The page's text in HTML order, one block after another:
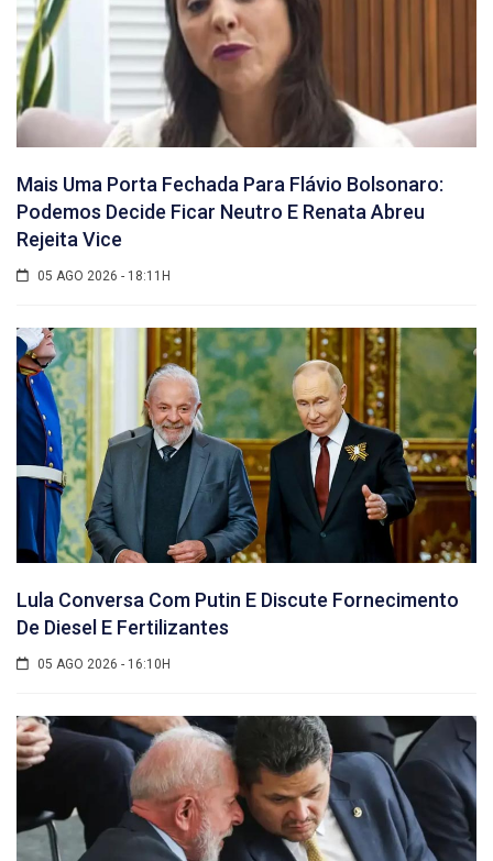
Mais Uma Porta Fechada Para Flávio Bolsonaro:
Podemos Decide Ficar Neutro E Renata Abreu
Rejeita Vice
05 AGO 2026 - 18:11H
Lula Conversa Com Putin E Discute Fornecimento
De Diesel E Fertilizantes
05 AGO 2026 - 16:10H